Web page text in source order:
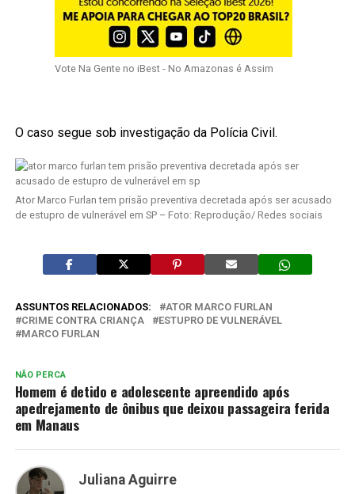
Vote Na Gente no iBest - No Amazonas é Assim
O caso segue sob investigação da Polícia Civil.
Ator Marco Furlan tem prisão preventiva decretada após ser acusado
de estupro de vulnerável em SP – Foto: Reprodução/ Redes sociais
ASSUNTOS RELACIONADOS:
ATOR MARCO FURLAN
CRIME CONTRA CRIANÇA
ESTUPRO DE VULNERÁVEL
MARCO FURLAN
NÃO PERCA
Homem é detido e adolescente apreendido após
apedrejamento de ônibus que deixou passageira ferida
em Manaus
Juliana Aguirre